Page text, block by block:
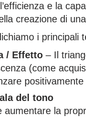
e la
creazione di
i principali
/ Effetto – Il
(come
del tono
aumentare la